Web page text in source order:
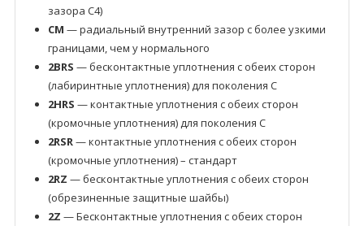
зазора C4)
CM — радиальный внутренний зазор с более узкими
границами, чем у нормального
2BRS — бесконтактные уплотнения с обеих сторон
(лабиринтные уплотнения) для поколения C
2HRS — контактные уплотнения с обеих сторон
(кромочные уплотнения) для поколения C
2RSR— контактные уплотнения с обеих сторон
(кромочные уплотнения) – стандарт
2RZ — бесконтактные уплотнения с обеих сторон
(обрезиненные защитные шайбы)
2Z — Бесконтактные уплотнения с обеих сторон